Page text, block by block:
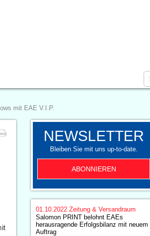
mit EAE V.I.P.
NEWSLETTER
Bleiben Sie mit uns up-to-date.
ABONNIEREN
01.10.2022 Zeitung & Versandraum
Salomon PRINT belohnt EAEs
herausragende Erfolgsbilanz mit neuem
Auftrag